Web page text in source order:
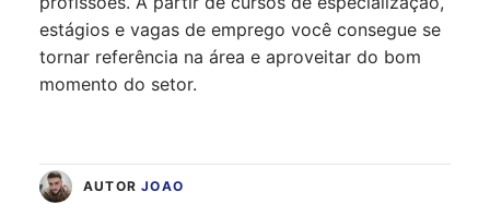
estágios e vagas de emprego você consegue se
tornar referência na área e aproveitar do bom
momento do setor.
AUTORJOAO